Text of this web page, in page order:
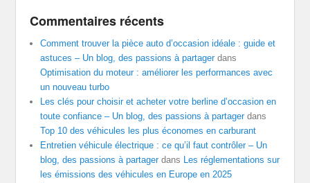
Commentaires récents
Comment trouver la pièce auto d’occasion idéale : guide et
astuces – Un blog, des passions à partagerdans
Optimisation du moteur : améliorer les performances avec
un nouveau turbo
Les clés pour choisir et acheter votre berline d’occasion en
toute confiance – Un blog, des passions à partagerdans
Top 10 des véhicules les plus économes en carburant
Entretien véhicule électrique : ce qu’il faut contrôler – Un
blog, des passions à partagerdans Les réglementations sur
les émissions des véhicules en Europe en 2025